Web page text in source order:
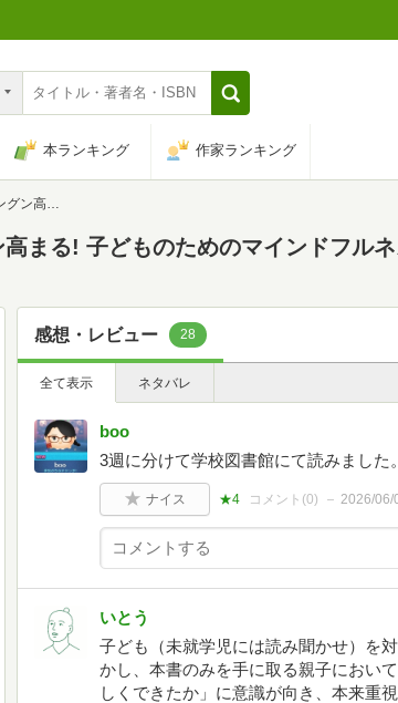
本ランキング 作家ランキング
ンドフルネス
まる! 子どものためのマインドフルネ
感想・レビュー 28
全て表示 ネタバレ
boo
3週に分けて学校図書館にて読みました
ナイス ★4 コメント(0) 2026/06/
いとう
子ども（未就学児には読み聞かせ）を
かし、本書のみを手に取る親子におい
しくできたか」に意識が向き、本来重